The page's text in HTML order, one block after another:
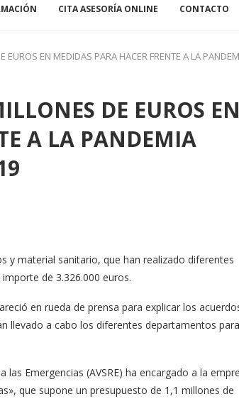
CITA ASESORÍA ONLINE CONTACTO
EUROS EN MEDIDAS PARA HACER FRENTE A LA
DE EUROS EN
A LA PANDEMIA
y material sanitario, que han realizado diferentes
de 3.326.000 euros.
en rueda de prensa para explicar los
llevado a cabo los diferentes departamentos para
Emergencias (AVSRE) ha encargado a la
que supone un presupuesto de 1,1 millones de